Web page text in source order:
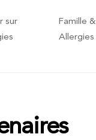
sur
Famille &
Allergies